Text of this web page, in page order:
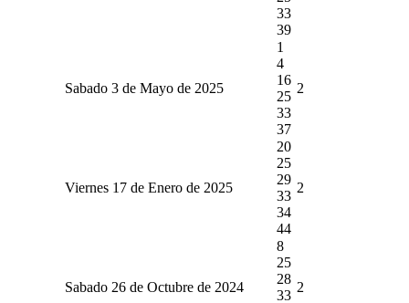
33
39
Sabado 3 de Mayo de 2025
1
4
16
25
33
37
2
Viernes 17 de Enero de 2025
20
25
29
33
34
44
2
Sabado 26 de Octubre de 2024
8
25
28
33
2